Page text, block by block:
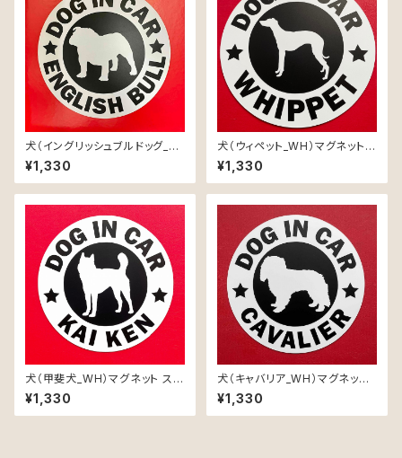
犬（イングリッシュブルドッグ_W
H）マグネット ステッカー 防水
車用
¥1,330
犬（ウィペット_WH）マグネット
ステッカー 防水 車用
¥1,330
犬（甲斐犬_WH）マグネット ステ
ッカー 防水 車用
¥1,330
犬（キャバリア_WH）マグネット
ステッカー 防水 車用
¥1,330